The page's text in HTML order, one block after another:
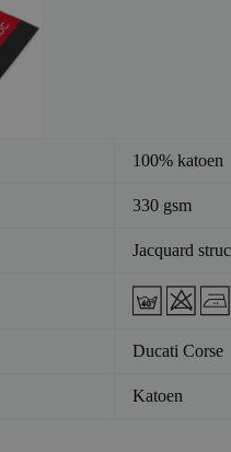
100% katoen
330 gsm
Jacquard
Ducati Corse
Katoen